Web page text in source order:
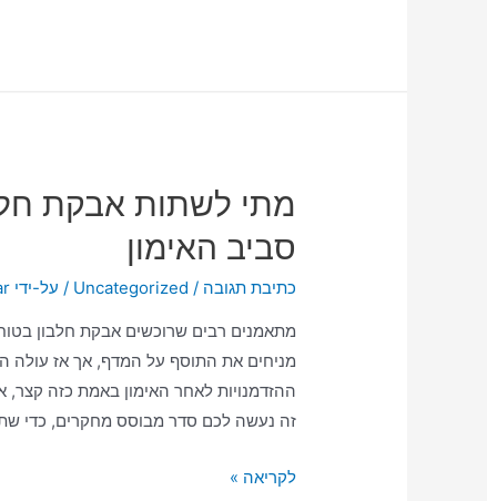
מתי לשתות אבקת
סביב האימון
כתיבת תגובה /
Uncategorized / על-ידי
מתאמנים רבים שרוכשים אבקת חלבון
מניחים את התוסף על המדף, אך אז עולה
ההזדמנויות לאחר האימון באמת כזה
זה נעשה לכם סדר מבוסס מחקרים, כדי
לקריאה »